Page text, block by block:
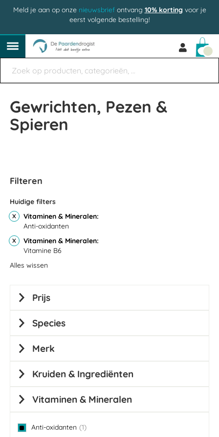
Meld je aan op onze nieuwsbriefontvang 10% korting voor je
eerst volgende bestelling!
Gewrichten, Pezen &
Spieren
Filteren
Huidige filters
Vitaminen & Mineralen
Anti-oxidanten
Vitaminen & Mineralen
Vitamine B6
Alles wissen
Prijs
Species
Merk
Kruiden & Ingrediënten
Vitaminen & Mineralen
Anti-oxidanten 1
item